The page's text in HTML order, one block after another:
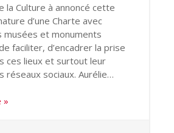
la Culture à annoncé cette
d’une Charte avec
musées et monuments
faciliter, d’encadrer la prise
ces lieux et surtout leur
réseaux sociaux. Aurélie…
»